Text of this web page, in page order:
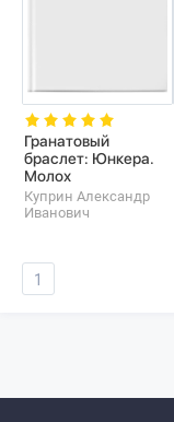
Гранатовый
браслет: Юнкера.
Молох
Куприн Александр
Иванович
1